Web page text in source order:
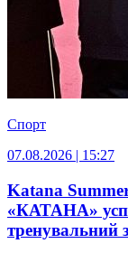
Спорт
07.08.2026 | 15:27
Katana
«КАТАНА»
тренувальний